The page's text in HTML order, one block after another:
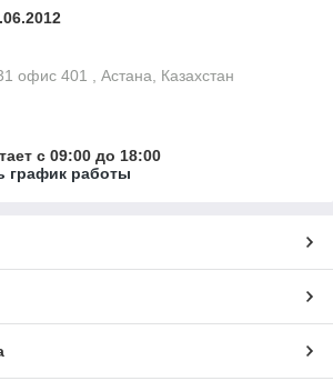
офис 401 , Астана, Казахстан
с 09:00 до 18:00
график работы